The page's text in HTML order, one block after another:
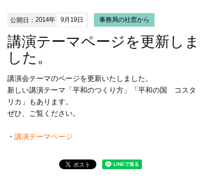
公開日：2014年 9月19日 事務局の社窓から
講演テーマページを更新しま
した。
講演会テーマのページを更新いたしました。
新しい講演テーマ「平和のつくり方」「平和の国 コスタ
リカ」もあります。
ぜひ、ご覧ください。
・ 講演テーマページ